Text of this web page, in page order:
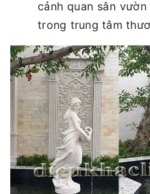
cảnh quan sân
trong trung tâm